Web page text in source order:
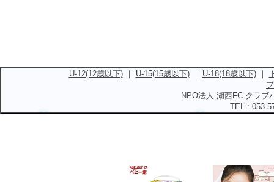
U-12(12歳以下)｜ U-15(15歳以下)｜ U-18(18歳以下)｜
NPO法人 湖西FC クラ
TEL : 053-